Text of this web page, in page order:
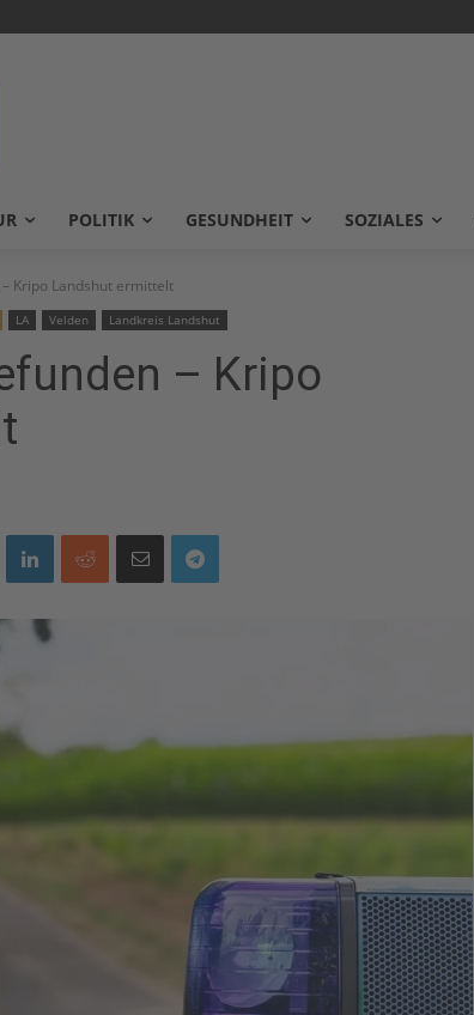
POLITIK GESUNDHEIT SOZIALES
Kripo Landshut ermittelt
LA Velden Landkreis Landshut
– Kripo